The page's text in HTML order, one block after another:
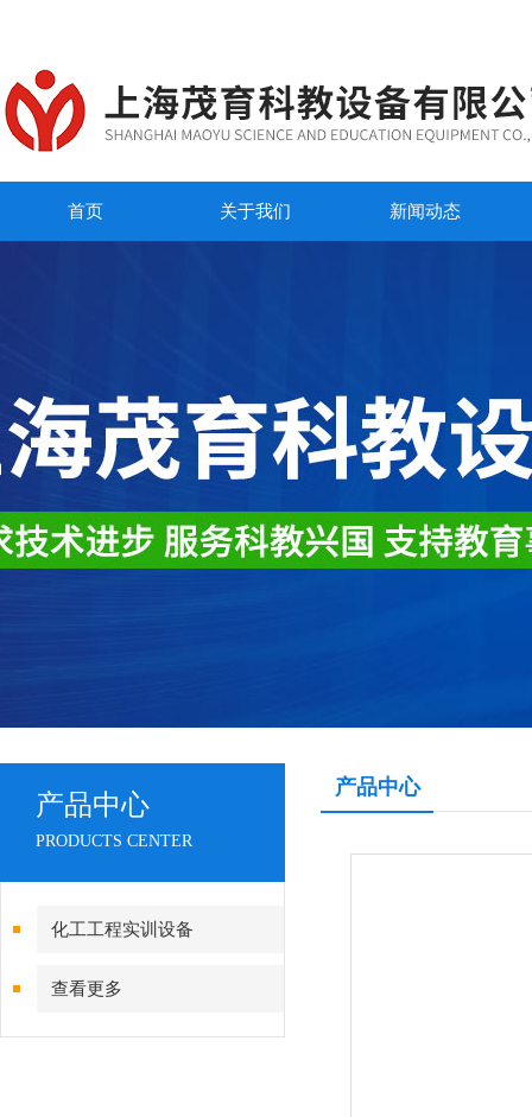
首页 关于我们 新闻动态
产品中心
PRODUCTS CENTER
化工工程实训设备
查看更多
产品中心